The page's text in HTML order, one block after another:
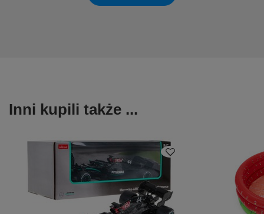
Inni kupili także ...